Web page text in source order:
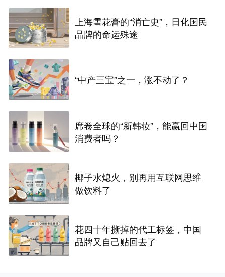
上海雪花膏的“消亡史”，日化国民
品牌的命运殊途
“中产三宝”之一，涨不动了？
席卷全球的“新韩妆”，能赢回中国
消费者吗？
椰子水熄火，别再用互联网思维
做饮料了
花四十年撕掉的代工标签，中国
品牌又自己贴回去了